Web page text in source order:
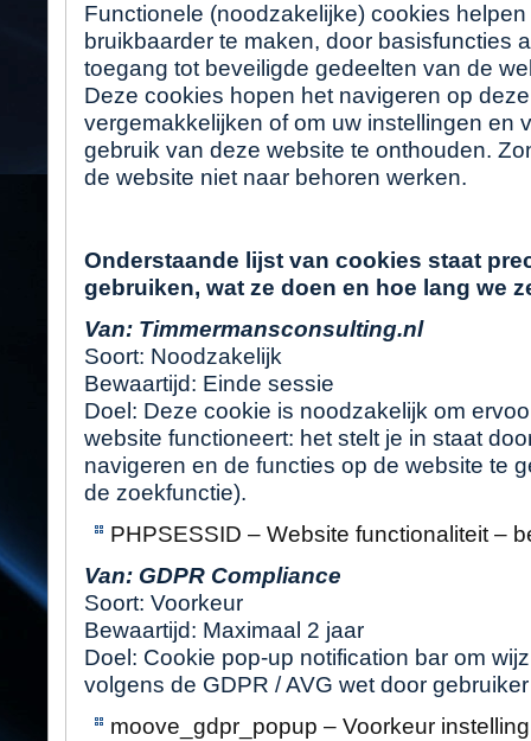
Functionele (noodzakelijke) cookies
bruikbaarder te maken, door basisfuncties
toegang tot beveiligde gedeelten van de
Deze cookies hopen het navigeren op
vergemakkelijken of om uw instellingen en
gebruik van deze website te onthouden.
de website niet naar behoren werken.
Onderstaande lijst van cookies staat
gebruiken, wat ze doen en hoe lang we
Van: Timmermansconsulting.nl
Soort: Noodzakelijk
Bewaartijd: Einde sessie
Doel: Deze cookie is noodzakelijk om
website functioneert: het stelt je in staat
navigeren en de functies op de website te
de zoekfunctie).
PHPSESSID – Website functionaliteit –
Van: GDPR Compliance
Soort: Voorkeur
Bewaartijd: Maximaal 2 jaar
Doel: Cookie pop-up notification bar om
volgens de GDPR / AVG wet door
moove_gdpr_popup – Voorkeur